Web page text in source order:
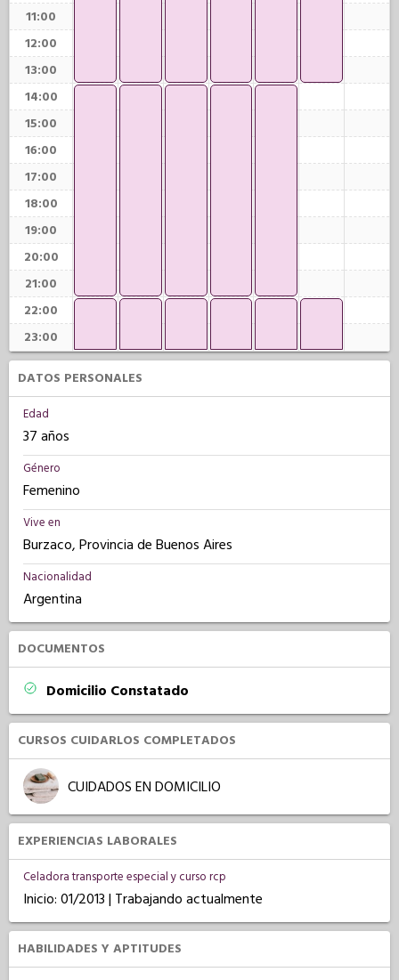
11:00
12:00
13:00
14:00
15:00
16:00
17:00
18:00
19:00
20:00
21:00
22:00
23:00
DATOS PERSONALES
Edad
37 años
Género
Femenino
Vive en
Burzaco, Provincia de Buenos Aires
Nacionalidad
Argentina
DOCUMENTOS
Domicilio Constatado
CURSOS CUIDARLOS COMPLETADOS
CUIDADOS EN DOMICILIO
EXPERIENCIAS LABORALES
Celadora transporte especial y curso rcp
Inicio: 01/2013 | Trabajando actualmente
HABILIDADES Y APTITUDES